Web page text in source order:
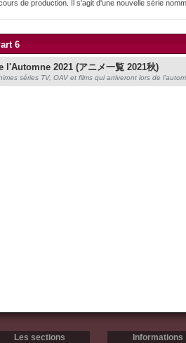
de production. Il s'agit d'une nouvelle série
6
l'Automne 2021 (アニメ一覧 2021秋)
séries TV, OAV et films qui arriveront lors de
Les sections
Informations